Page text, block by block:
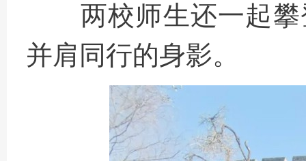
两校师生还一起
并肩同行的身影。